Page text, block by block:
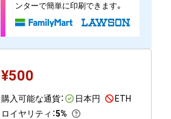
ンターで簡単に印刷できます。
¥500
購入可能な通貨： 日本円
ETH
ロイヤリティ ：5%